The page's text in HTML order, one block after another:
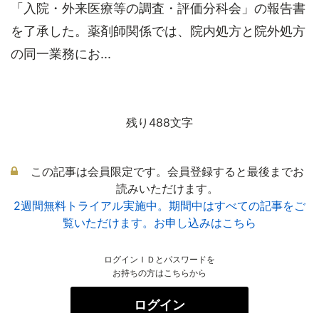
「入院・外来医療等の調査・評価分科会」の報告書
を了承した。薬剤師関係では、院内処方と院外処方
の同一業務にお...
残り488文字
この記事は会員限定です。会員登録すると最後までお
読みいただけます。
2週間無料トライアル実施中。期間中はすべての記事をご
覧いただけます。お申し込みはこちら
ログインＩＤとパスワードを
お持ちの方はこちらから
ログイン